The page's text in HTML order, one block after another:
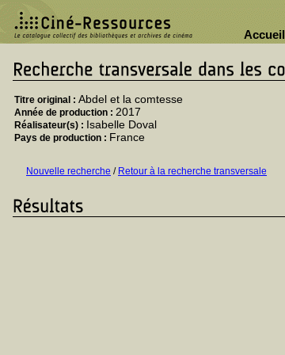
Accueil
Titre original : Abdel et la comtesse
Année de production : 2017
Réalisateur(s) : Isabelle Doval
Pays de production : France
Nouvelle recherche / Retour à la recherche transversale